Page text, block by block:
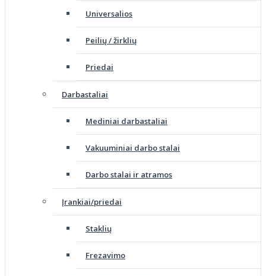
Universalios
Peilių / žirklių
Priedai
Darbastaliai
Mediniai darbastaliai
Vakuuminiai darbo stalai
Darbo stalai ir atramos
Įrankiai/priedai
Staklių
Frezavimo